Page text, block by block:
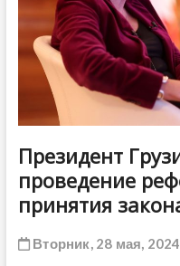
Президент
проведение
принятия
Вторник, 28 мая,